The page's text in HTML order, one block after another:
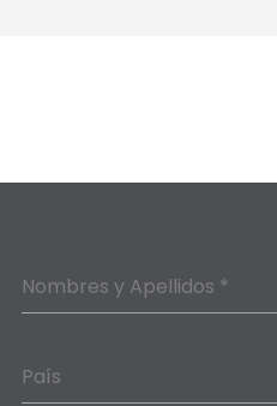
Nombres y Apellidos *
País